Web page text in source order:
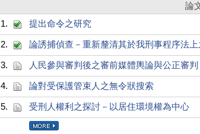
論
1.
提出命令之研究
2. 論誘捕偵查－重新釐清其於我刑事程序法
3. 人民參與審判後之審前媒體輿論與公正審判
4. 論對受保護管束人之無令狀搜索
5. 受刑人權利之探討－以居住環境權為中心